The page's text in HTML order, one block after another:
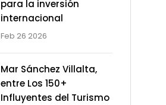
para la inversión
internacional
Feb 26 2026
Mar Sánchez Villalta,
entre Los 150+
Influyentes del Turismo